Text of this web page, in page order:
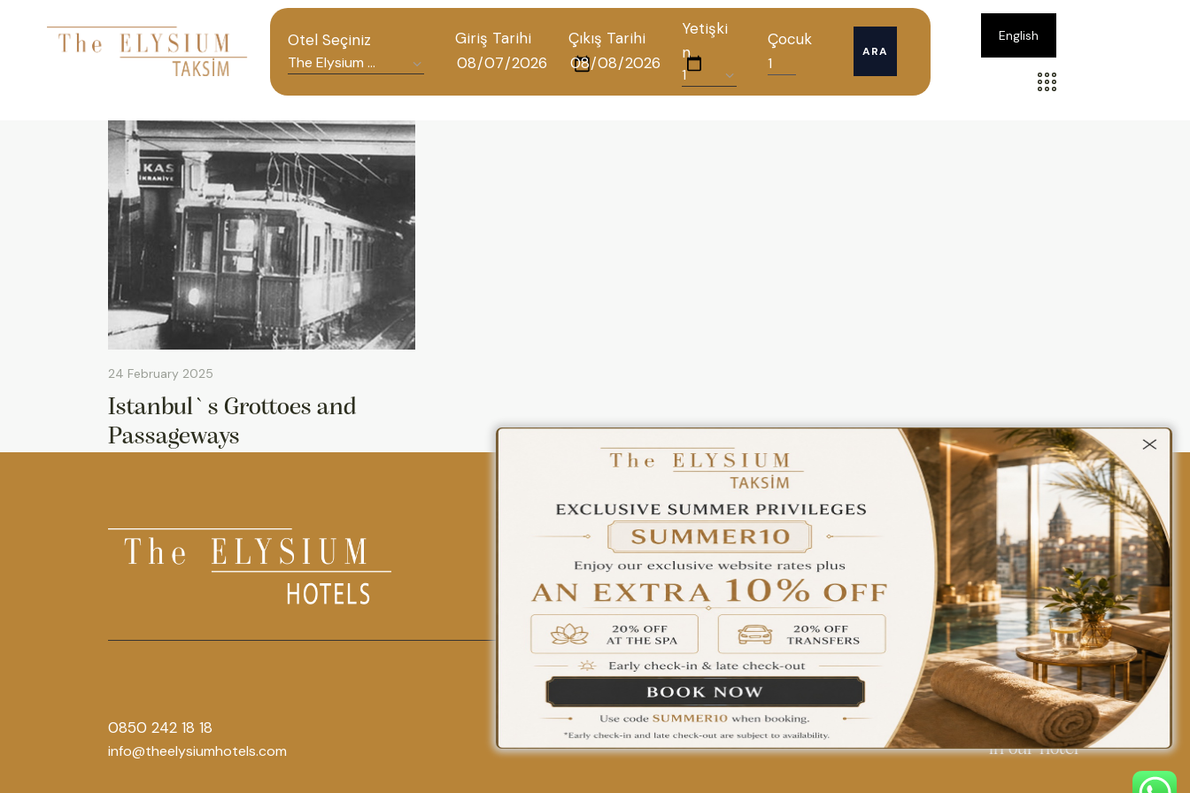
Otel Seçiniz Giriş Tarihi Çıkış Tarihi
Yetişki
n
Çocuk
ARA
English
24 February 2025
Istanbul`s Grottoes and
Passageways
All Hotels The Elysium Touristic Contact Us Policies Türkçe English
0850 242 18 18
info@theelysiumhotels.com
Find yourself at home
in our hotel
ALL HOTELS
ÇAĞRI MERKEZİ
08502421818
REZERVASYON